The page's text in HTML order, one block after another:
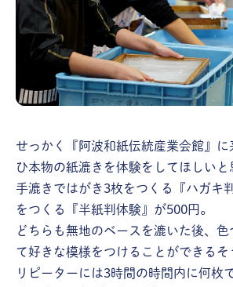
せっかく『阿波和紙伝統産業会館』
ひ本物の紙漉きを体験をしてほしいと
手漉きではがき3枚をつくる『ハガキ
をつくる『半紙判体験』が500円。
どちらも無地のベースを漉いた後、色
て好きな模様をつけることができるそ
リピーターには3時間の時間内に何枚